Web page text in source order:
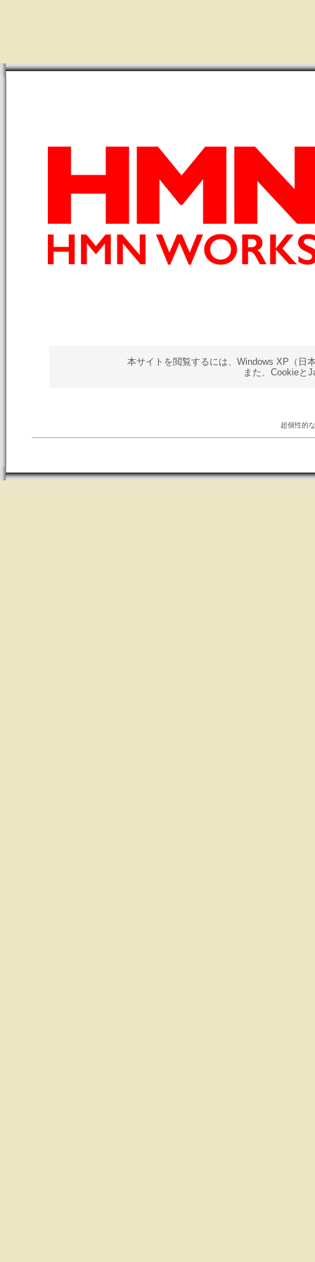
本サイトを閲覧するには、Windows XP（日
また、Cookieと
超個性的